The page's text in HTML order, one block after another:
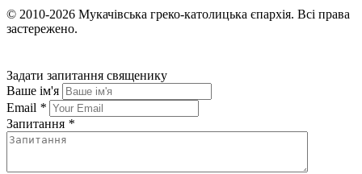
© 2010-2026 Мукачівська греко-католицька єпархія. Всі права
застережено.
Задати запитання священику
Ваше ім'я
Email *
Запитання *